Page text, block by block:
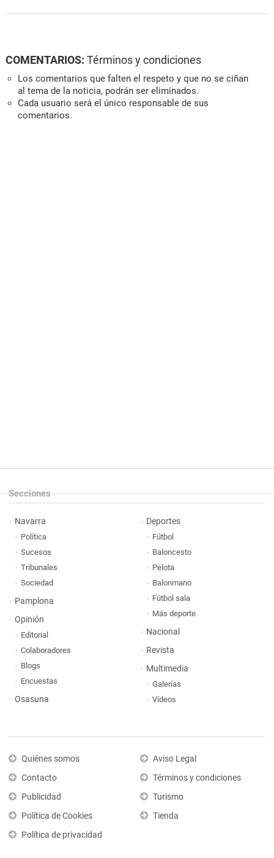
COMENTARIOS: Términos y condiciones
Los comentarios que falten el respeto y que no se ciñan
al tema de la noticia, podrán ser eliminados.
Cada usuario será el único responsable de sus
comentarios.
Secciones
Navarra
Política
Sucesos
Tribunales
Sociedad
Pamplona
Opinión
Editorial
Colaboradores
Blogs
Encuestas
Osasuna
Deportes
Fútbol
Baloncesto
Pelota
Balonmano
Fútbol sala
Más deporte
Nacional
Revista
Multimedia
Galerías
Vídeos
Quiénes somos
Contacto
Publicidad
Política de Cookies
Política de privacidad
Aviso Legal
Términos y condiciones
Turismo
Tienda